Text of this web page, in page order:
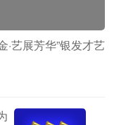
·艺展芳华”银发才艺